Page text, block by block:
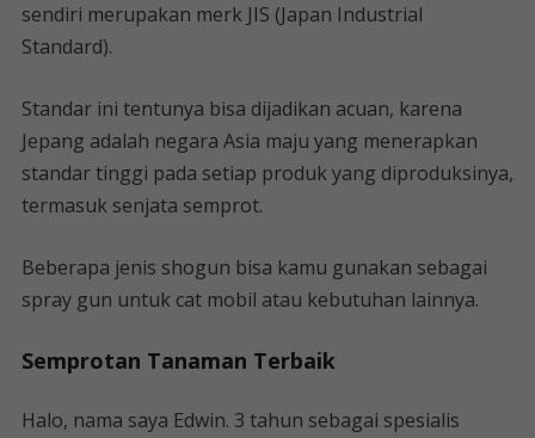
sendiri merupakan merk JIS (Japan Industrial
Standard).
Standar ini tentunya bisa dijadikan acuan, karena
Jepang adalah negara Asia maju yang menerapkan
standar tinggi pada setiap produk yang diproduksinya,
termasuk senjata semprot.
Beberapa jenis shogun bisa kamu gunakan sebagai
spray gun untuk cat mobil atau kebutuhan lainnya.
Semprotan Tanaman Terbaik
Halo, nama saya Edwin. 3 tahun sebagai spesialis